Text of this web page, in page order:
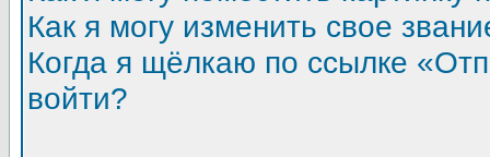
Как я могу изменить свое
Когда я щёлкаю по ссылке
войти?